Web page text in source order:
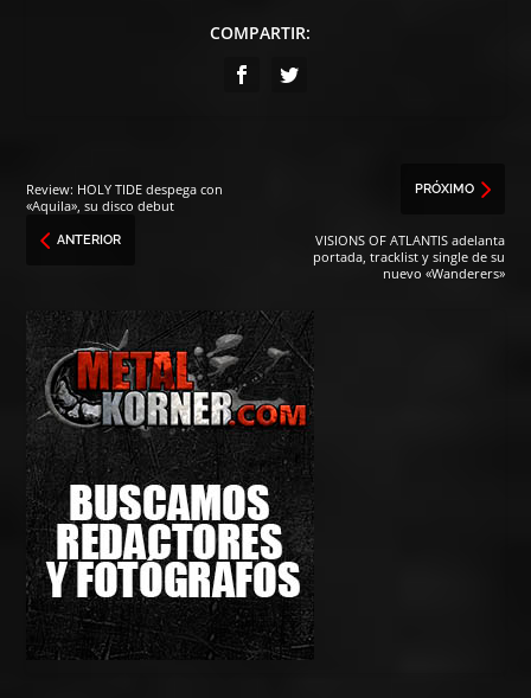
COMPARTIR:
Review: HOLY TIDE despega con
«Aquila», su disco debut
ANTERIOR
PRÓXIMO
VISIONS OF ATLANTIS adelanta
portada, tracklist y single de su
nuevo «Wanderers»